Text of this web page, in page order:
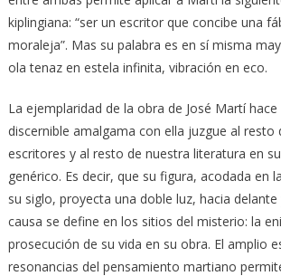
kiplingiana: “ser un escritor que concibe una
moraleja”. Mas su palabra es en sí misma
ola tenaz en estela infinita, vibración en eco.
La ejemplaridad de la obra de José Martí hace
discernible amalgama con ella juzgue al resto
escritores y al resto de nuestra literatura en
genérico. Es decir, que su figura, acodada en
su siglo, proyecta una doble luz, hacia
causa se define en los sitios del misterio: la
prosecución de su vida en su obra. El amplio
resonancias del pensamiento martiano